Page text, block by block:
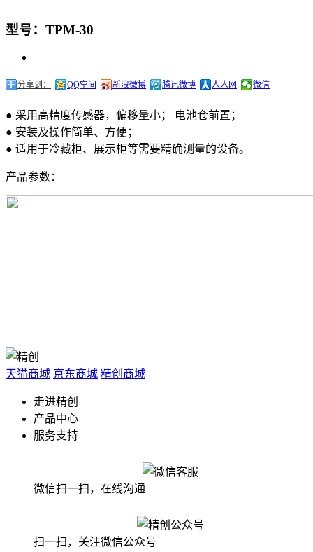
型号：TPM-30
分享到： QQ空间 新浪微博 腾讯微博 人人网 微信
● 采用高精度传感器，偏移量小； 电池仓前置；
● 安装及操作简单、方便；
● 适用于冷藏柜、展示柜等需要精确测量的设备。
产品参数：
天猫商城 京东商城 精创商城
走进精创
产品中心
服务支持
微信扫一扫，在线沟通
扫一扫，关注微信公众号